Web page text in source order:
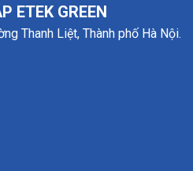
ETEK GREEN
Thanh Liệt, Thành phố Hà Nội.